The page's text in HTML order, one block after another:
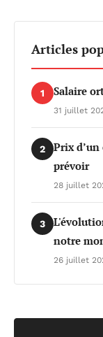
Articles
1 Salaire
31 juillet
2
Prix
prévoir
28 juillet
3
notre
26 juillet